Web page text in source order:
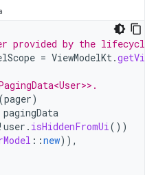
provided by the
= ViewModelKt.
(pager)
pagingData
! user . isHiddenFromUi())
::new)),